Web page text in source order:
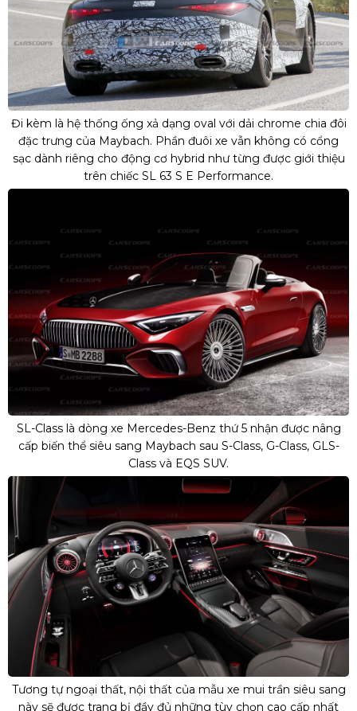
Đi kèm là hệ thống ống xả dạng oval với dải chrome chia đôi
đặc trưng của Maybach. Phần đuôi xe vẫn không có cổng
sạc dành riêng cho động cơ hybrid như từng được giới thiệu
trên chiếc SL 63 S E Performance.
SL-Class là dòng xe Mercedes-Benz thứ 5 nhận được nâng
cấp biến thể siêu sang Maybach sau S-Class, G-Class, GLS-
Class và EQS SUV.
Tương tự ngoại thất, nội thất của mẫu xe mui trần siêu sang
này sẽ được trang bị đầy đủ những tùy chọn cao cấp nhất